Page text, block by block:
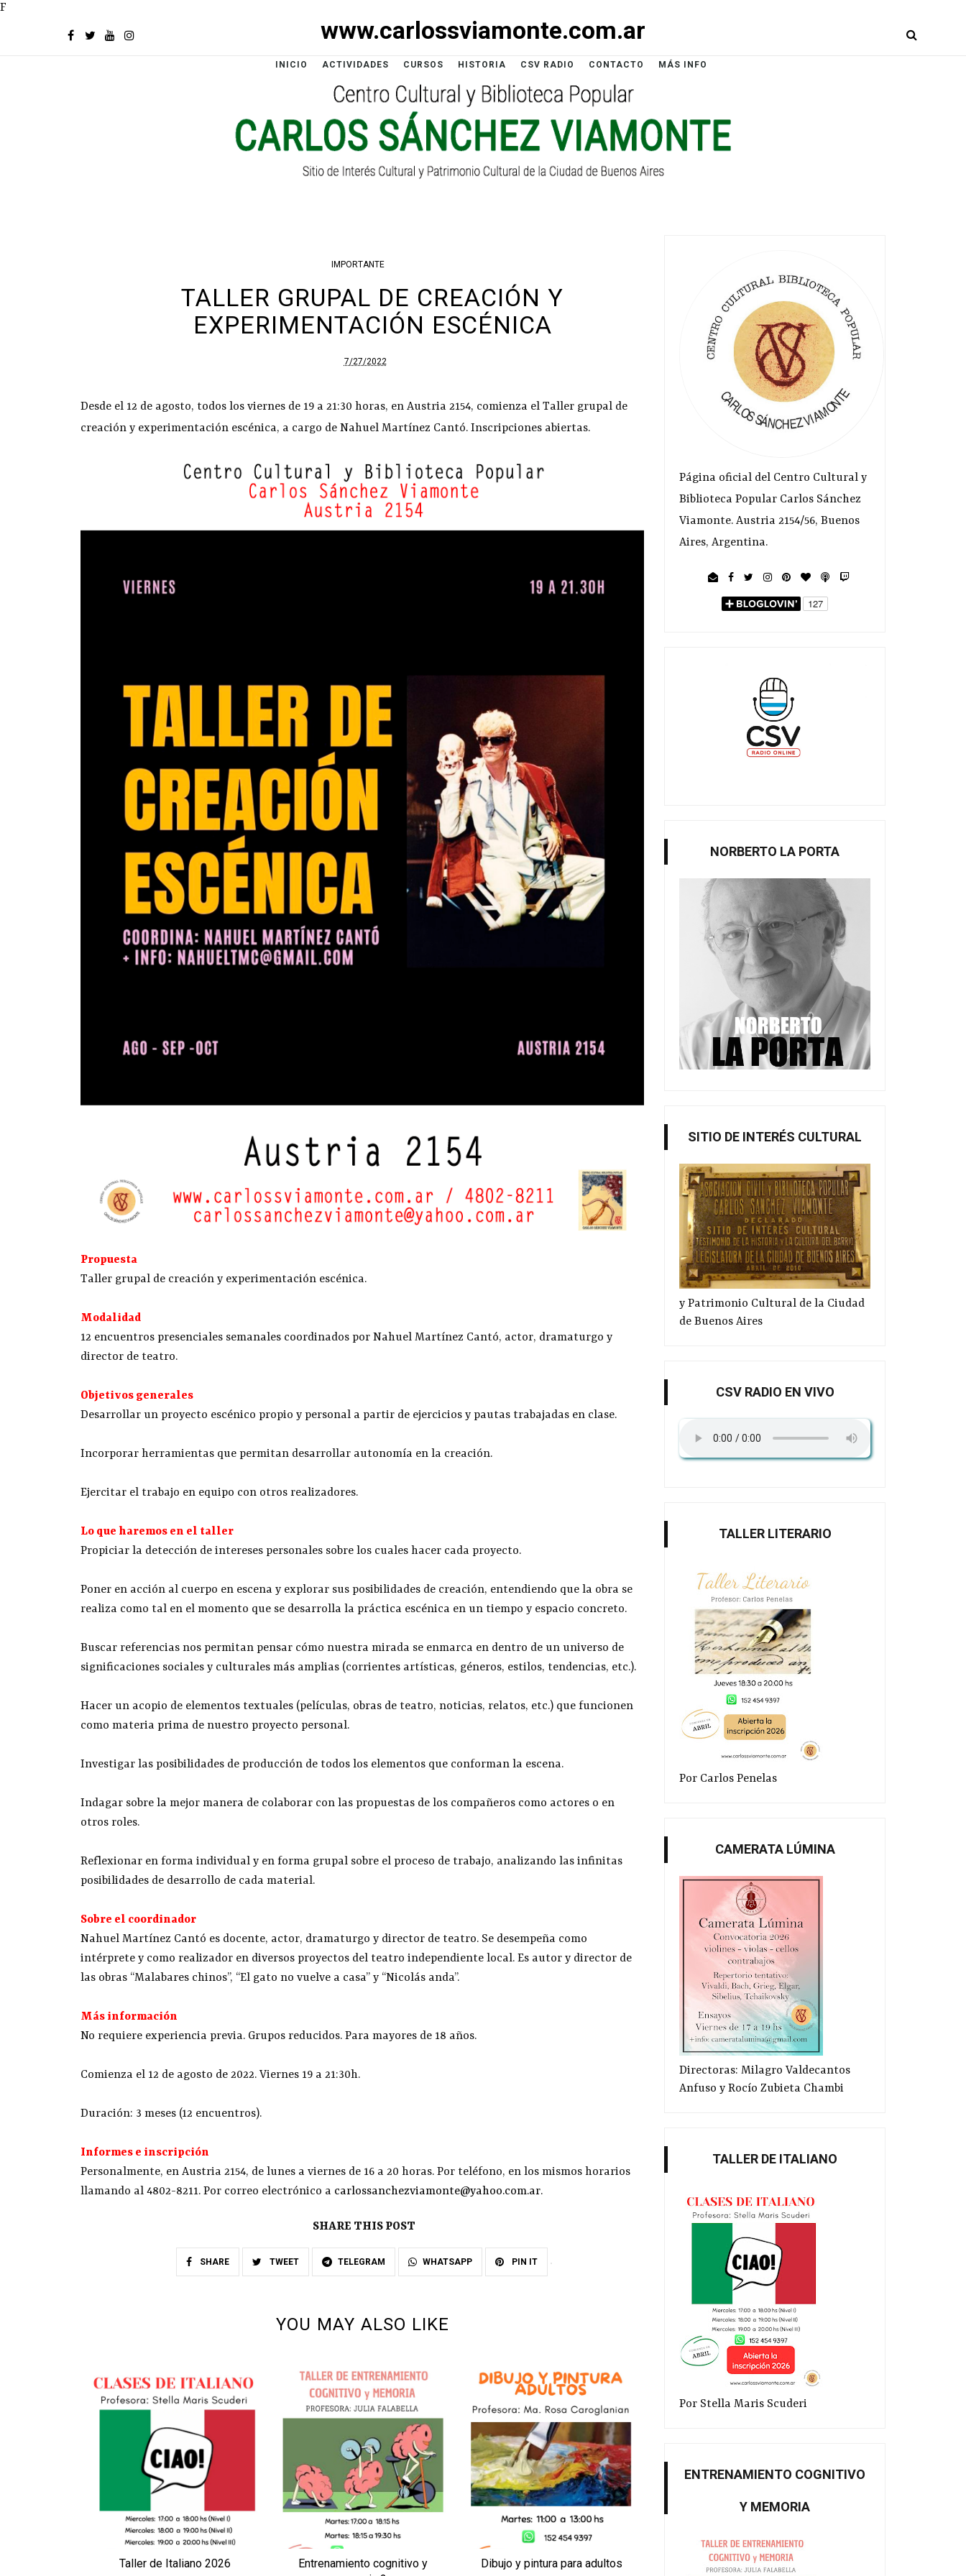
F
www.carlossviamonte.com.ar
INICIO ACTIVIDADES CURSOS HISTORIA CSV RADIO CONTACTO MÁS INFO
IMPORTANTE
TALLER GRUPAL DE CREACIÓN Y
EXPERIMENTACIÓN ESCÉNICA
7/27/2022
Desde el 12 de agosto, todos los viernes de 19 a 21:30 horas, en Austria 2154, comienza el Taller grupal de
creación y experimentación escénica, a cargo de Nahuel Martínez Cantó. Inscripciones abiertas.
Propuesta
Taller grupal de creación y experimentación escénica.
Modalidad
12 encuentros presenciales semanales coordinados por Nahuel Martínez Cantó, actor, dramaturgo y
director de teatro.
Objetivos generales
Desarrollar un proyecto escénico propio y personal a partir de ejercicios y pautas trabajadas en clase.
Incorporar herramientas que permitan desarrollar autonomía en la creación.
Ejercitar el trabajo en equipo con otros realizadores.
Lo que haremos en el taller
Propiciar la detección de intereses personales sobre los cuales hacer cada proyecto.
Poner en acción al cuerpo en escena y explorar sus posibilidades de creación, entendiendo que la obra se
realiza como tal en el momento que se desarrolla la práctica escénica en un tiempo y espacio concreto.
Buscar referencias nos permitan pensar cómo nuestra mirada se enmarca en dentro de un universo de
significaciones sociales y culturales más amplias (corrientes artísticas, géneros, estilos, tendencias, etc.).
Hacer un acopio de elementos textuales (películas, obras de teatro, noticias, relatos, etc.) que funcionen
como materia prima de nuestro proyecto personal.
Investigar las posibilidades de producción de todos los elementos que conforman la escena.
Indagar sobre la mejor manera de colaborar con las propuestas de los compañeros como actores o en
otros roles.
Reflexionar en forma individual y en forma grupal sobre el proceso de trabajo, analizando las infinitas
posibilidades de desarrollo de cada material.
Sobre el coordinador
Nahuel Martínez Cantó es docente, actor, dramaturgo y director de teatro. Se desempeña como
intérprete y como realizador en diversos proyectos del teatro independiente local. Es autor y director de
las obras “Malabares chinos”, “El gato no vuelve a casa” y “Nicolás anda”.
Más información
No requiere experiencia previa. Grupos reducidos. Para mayores de 18 años.
Comienza el 12 de agosto de 2022. Viernes 19 a 21:30h.
Duración: 3 meses (12 encuentros).
Informes e inscripción
Personalmente, en Austria 2154, de lunes a viernes de 16 a 20 horas. Por teléfono, en los mismos horarios
llamando al 4802-8211. Por correo electrónico a carlossanchezviamonte@yahoo.com.ar.
SHARE THIS POST
SHARE TWEET TELEGRAM WHATSAPP PIN IT
YOU MAY ALSO LIKE
Taller de Italiano 2026
Entrenamiento cognitivo y
Dibujo y pintura para adultos Gimnasia y elongación
Página oficial del Centro Cultural y
Biblioteca Popular Carlos Sánchez
Viamonte. Austria 2154/56, Buenos
Aires, Argentina.
NORBERTO LA PORTA
SITIO DE INTERÉS CULTURAL
y Patrimonio Cultural de la Ciudad
de Buenos Aires
CSV RADIO EN VIVO
TALLER LITERARIO
Por Carlos Penelas
CAMERATA LÚMINA
Directoras: Milagro Valdecantos
Anfuso y Rocío Zubieta Chambi
TALLER DE ITALIANO
Por Stella Maris Scuderi
ENTRENAMIENTO COGNITIVO
Y MEMORIA